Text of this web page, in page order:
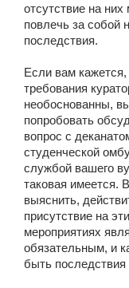
отсутствие на них
повлечь за собой
последствия.
Если вам кажется,
требования
необоснованны,
попробовать
вопрос с
студенческой
службой вашего
таковая имеется.
выяснить,
присутствие на
мероприятиях
обязательным, и
быть последствия